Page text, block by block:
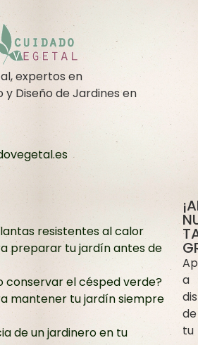
expertos en
Diseño de Jardines en
resistentes al calor
preparar tu jardín antes de
conservar el césped verde?
mantener tu jardín siempre
de un jardinero en tu
a
de
tu